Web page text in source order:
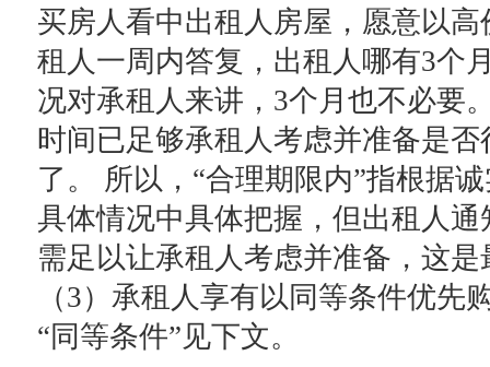
买房人看中出租人房屋，愿意以
租人一周内答复，出租人哪有3个
况对承租人来讲，3个月也不必要
时间已足够承租人考虑并准备是
了。 所以，“合理期限内”指根据
具体情况中具体把握，但出租人
需足以让承租人考虑并准备，这是
（3）承租人享有以同等条件优先
“同等条件”见下文。